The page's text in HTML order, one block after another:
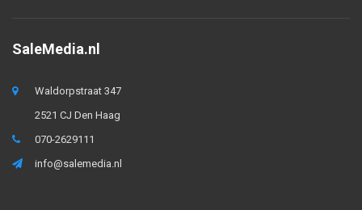
SaleMedia.nl
Waldorpstraat 347
2521 CJ Den Haag
070-2629111
info@salemedia.nl